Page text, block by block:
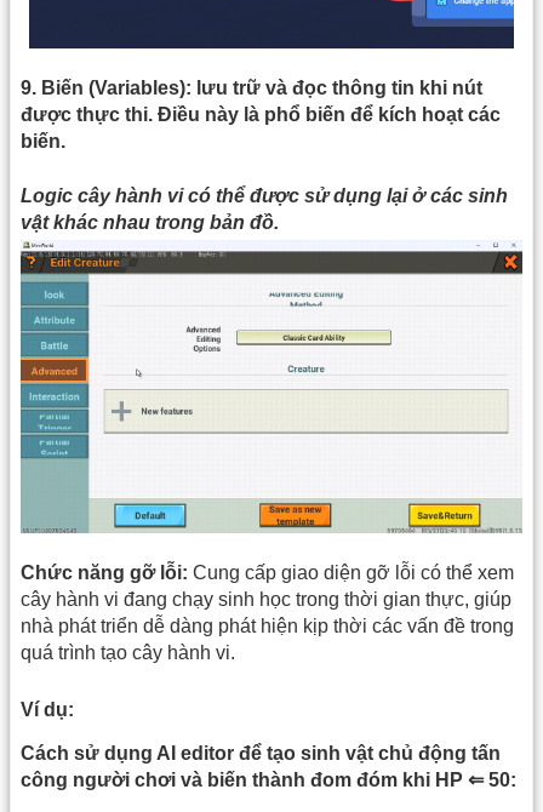
9. Biến (Variables): lưu trữ và đọc thông tin khi nút
được thực thi. Điều này là phổ biến để kích hoạt các
biến.
Logic cây hành vi có thể được sử dụng lại ở các sinh
vật khác nhau trong bản đồ.
Chức năng gỡ lỗi: Cung cấp giao diện gỡ lỗi có thể xem
cây hành vi đang chạy sinh học trong thời gian thực, giúp
nhà phát triển dễ dàng phát hiện kịp thời các vấn đề trong
quá trình tạo cây hành vi.
Ví dụ:
Cách sử dụng AI editor để tạo sinh vật chủ động tấn
công người chơi và biến thành đom đóm khi HP ⇐ 50: